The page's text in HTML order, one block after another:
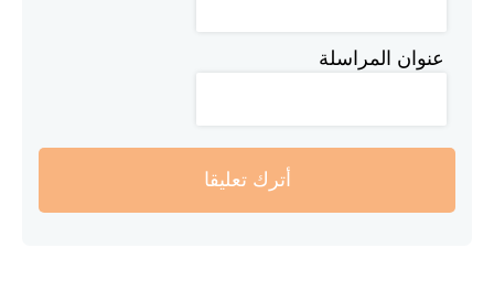
عنوان المراسلة
أترك تعليقا